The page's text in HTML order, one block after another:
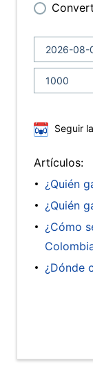
Seguir
Artículos:
¿Quién
¿Quién
¿Cómo
¿Dónde